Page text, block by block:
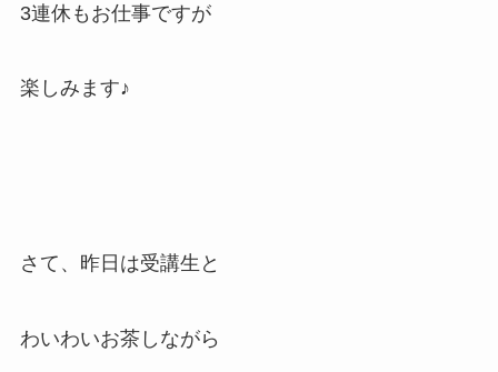
3連休もお仕事ですが
楽しみます♪
さて、昨日は受講生と
わいわいお茶しながら